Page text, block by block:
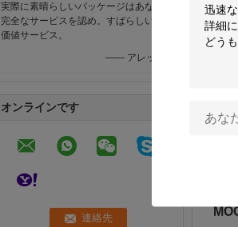
実際に素晴らしいパッケージはあなたの
完全なサービスを認め。すばらしい付加
価値サービス。
—— アレックス
オンラインです
ア
ォ